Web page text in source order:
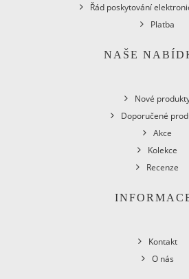
Řád poskytování
Platba
NAŠE
Nové
Doporučené
Akce
Kolekce
Recenze
Kontakt
O nás